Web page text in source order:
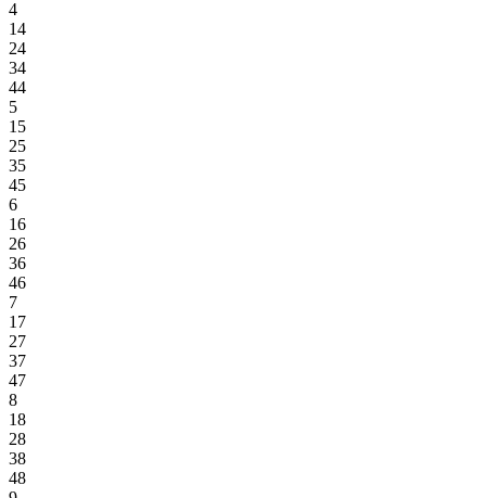
4
14
24
34
44
5
15
25
35
45
6
16
26
36
46
7
17
27
37
47
8
18
28
38
48